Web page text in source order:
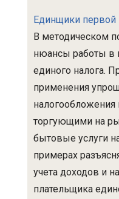
Единщики первой
В методическом
нюансы работы в
единого налога.
применения
торгующими на
бытовые услуги
примерах
учета доходов и
плательщика